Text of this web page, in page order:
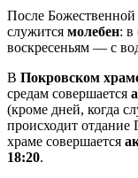
После Божественной
служится молебен: в
воскресеньям — с
В Покровском
средам совершается
(кроме дней, когда
происходит отдание
храме совершается
18:20.